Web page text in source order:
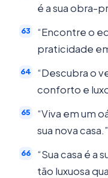
é a sua obra-
“Encontre o
praticidade
“Descubra o
conforto e
“Viva em um
sua nova casa.”
“Sua casa é a
tão luxuosa